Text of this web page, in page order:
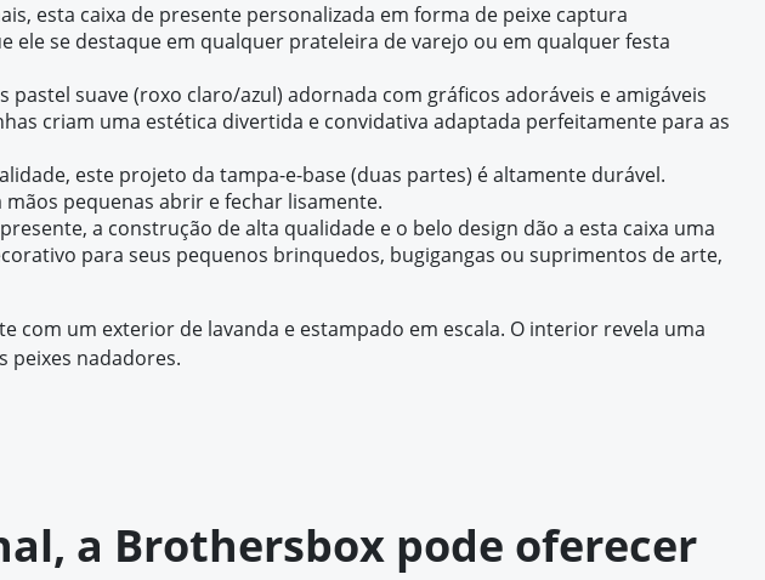
esta caixa de presente personalizada em forma de peixe captura
ele se destaque em qualquer prateleira de varejo ou em qualquer festa
pastel suave (roxo claro/azul) adornada com gráficos adoráveis e amigáveis
criam uma estética divertida e convidativa adaptada perfeitamente para as
este projeto da tampa-e-base (duas partes) é altamente durável.
pequenas abrir e fechar lisamente.
a construção de alta qualidade e o belo design dão a esta caixa uma
para seus pequenos brinquedos, bugigangas ou suprimentos de arte,
com um exterior de lavanda e estampado em escala. O interior revela uma
peixes nadadores.
a Brothersbox pode oferecer